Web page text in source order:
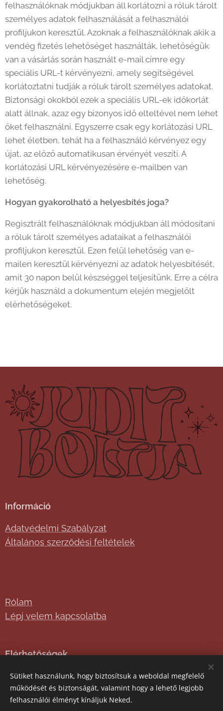
felhasználóknak módjukban áll korlátozni a róluk tárolt
személyes adatok felhasználását a felhasználói
profiljukon keresztül. Azoknak a felhasználóknak akik a
vendég fizetés lehetőséget használták, lehetőségük
van a vásárlás során használt e-mail címre egy
speciális URL-t kérvényezni, amely segítségével
korlátoztatni tudják a róluk tárolt személyes adatokat.
Biztonsági okokból ezek a speciális URL-ek időkorlát
alatt állnak, azaz egy bizonyos idő elteltével nem lehet
őket felhasználni. Egyszerre csak egy korlátozási URL
lehet életben, tehát ha a felhasználó kérvényez egy
újat, az előző automatikusan érvényét veszíti. A
korlátozási URL kérvényezésére e-mailben van
lehetőség.
Hogyan gyakorolható a helyesbítés joga?
Regisztrált felhasználóknak módjukban áll módosítani
a róluk tárolt személyes adataikat a felhasználói
profiljukon keresztül. Ezen felül lehetőség van e-
mailen keresztül kérvényezni az adatok helyesbítését,
amit 30 napon belül készséggel teljesítünk. Erre a célra
kérjük használd a dokumentum elején megjelölt
elérhetőségeket.
Információ
Adatvédelmi Szabályzat
Általános szerződési feltételek
Rólam
Lépj velem kapcsolatba
Elérhetőségek
info@juditboltja.hu
Sütiket használunk, hogy biztosítsuk a weboldal megfelelő
működését és biztonságát, valamint hogy a lehető legjobb
felhasználói élményt kínáljuk Neked.